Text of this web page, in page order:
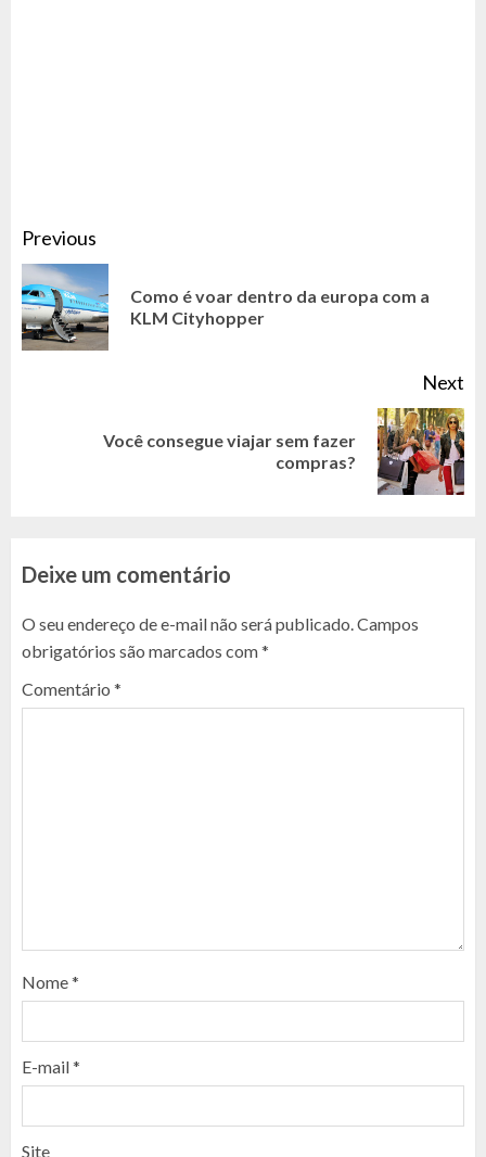
CONTINUE
READING
Previous
Como é voar dentro da europa com a
KLM Cityhopper
Next
Você consegue viajar sem fazer
compras?
Deixe um comentário
O seu endereço de e-mail não será publicado.Campos
obrigatórios são marcados com*
Comentário *
Nome*
E-mail*
Site